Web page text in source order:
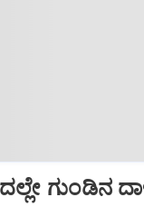
ಗುಂಡಿನ